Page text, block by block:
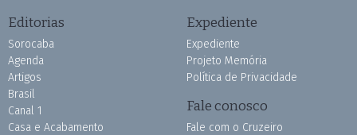
Editorias
Sorocaba
Agenda
Artigos
Brasil
Canal 1
Casa e Acabamento
Expediente
Expediente
Projeto Memória
Política de Privacidade
Fale conosco
Fale com o Cruzeiro